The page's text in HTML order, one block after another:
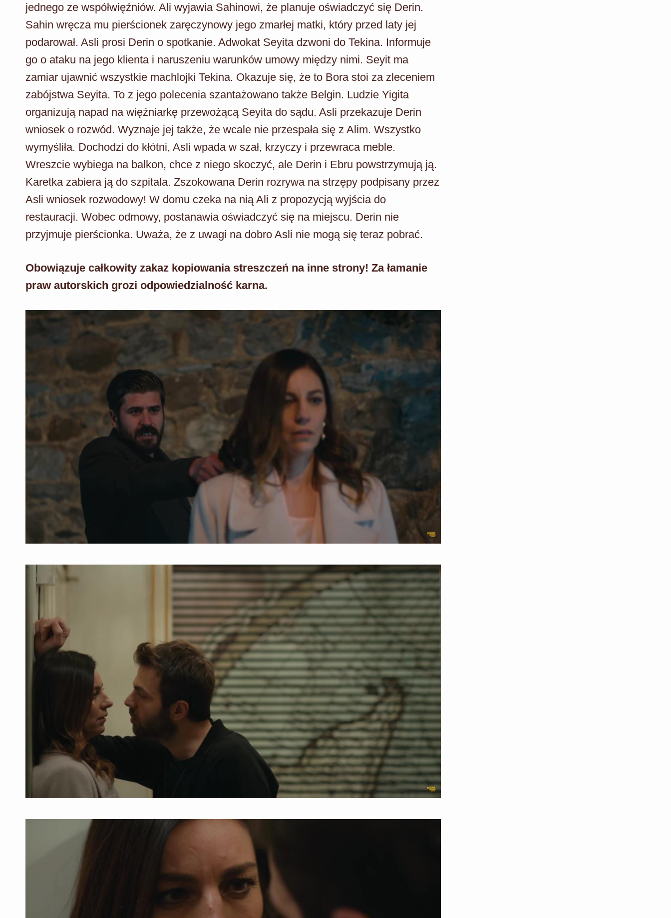
jednego ze współwięźniów. Ali wyjawia Sahinowi, że planuje oświadczyć się Derin.
Sahin wręcza mu pierścionek zaręczynowy jego zmarłej matki, który przed laty jej
podarował. Asli prosi Derin o spotkanie. Adwokat Seyita dzwoni do Tekina. Informuje
go o ataku na jego klienta i naruszeniu warunków umowy między nimi. Seyit ma
zamiar ujawnić wszystkie machlojki Tekina. Okazuje się, że to Bora stoi za zleceniem
zabójstwa Seyita. To z jego polecenia szantażowano także Belgin. Ludzie Yigita
organizują napad na więźniarkę przewożącą Seyita do sądu. Asli przekazuje Derin
wniosek o rozwód. Wyznaje jej także, że wcale nie przespała się z Alim. Wszystko
wymyśliła. Dochodzi do kłótni, Asli wpada w szał, krzyczy i przewraca meble.
Wreszcie wybiega na balkon, chce z niego skoczyć, ale Derin i Ebru powstrzymują ją.
Karetka zabiera ją do szpitala. Zszokowana Derin rozrywa na strzępy podpisany przez
Asli wniosek rozwodowy! W domu czeka na nią Ali z propozycją wyjścia do
restauracji. Wobec odmowy, postanawia oświadczyć się na miejscu. Derin nie
przyjmuje pierścionka. Uważa, że z uwagi na dobro Asli nie mogą się teraz pobrać.
Obowiązuje całkowity zakaz kopiowania streszczeń na inne strony! Za łamanie
praw autorskich grozi odpowiedzialność karna.